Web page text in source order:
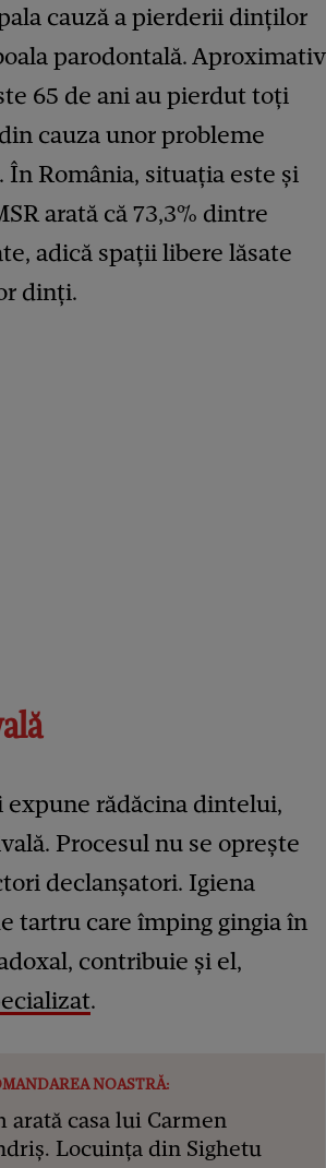
cauză a pierderii dinților
parodontală. Aproximativ
65 de ani au pierdut toți
cauza unor probleme
În România, situația este și
arată că 73,3% dintre
adică spații libere lăsate
dinți.
expune rădăcina dintelui,
Procesul nu se oprește
declanșatori. Igiena
tartru care împing gingia în
contribuie și el,
.
NOASTRĂ:
arată casa lui Carmen
Locuința din Sighetu